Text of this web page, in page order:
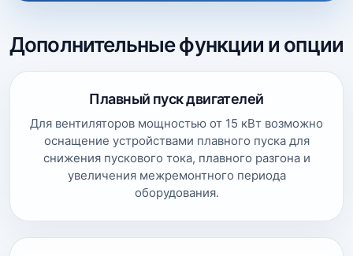
Дополнительные функции и опции
Плавный пуск двигателей
Для вентиляторов мощностью от 15 кВт возможно
оснащение устройствами плавного пуска для
снижения пускового тока, плавного разгона и
увеличения межремонтного периода
оборудования.